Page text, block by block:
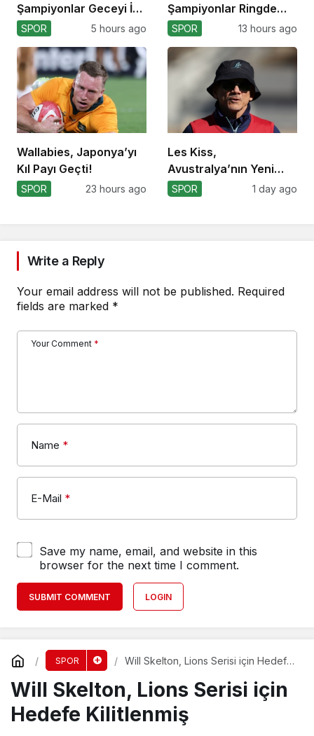
Şampiyonlar Geceyi İki
Yenilgiyle Kapadı
SPOR 5 hours ago
Şampiyonlar Ringde
Kapışacak!
SPOR 13 hours ago
Wallabies, Japonya’yı
Kıl Payı Geçti!
SPOR 23 hours ago
Les Kiss,
Avustralya’nın Yeni
Koçu Olarak Debüt
SPOR 1 day ago
Write a Reply
Your email address will not be published. Required
fields are marked *
Your Comment *
Name *
E-Mail *
Save my name, email, and website in this
browser for the next time I comment.
SUBMIT COMMENT LOGIN
SPOR
Will Skelton, Lions Serisi için Hedefe
Will Skelton, Lions Serisi için
Hedefe Kilitlenmiş